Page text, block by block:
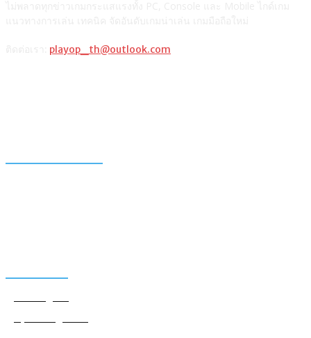
playop_th@outlook.com